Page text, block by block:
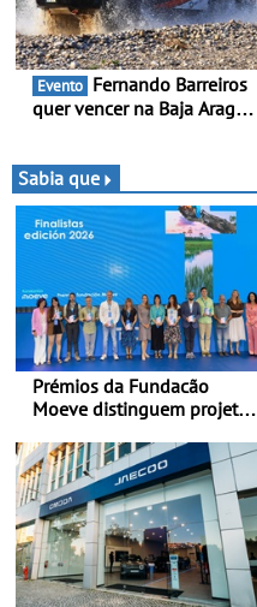
Evento
quer vencer na Baja Aragón
Bajas
Sabia que
Prémios da Fundacão
Moeve distinguem projeto
promoção de uma
transição ecológica justa